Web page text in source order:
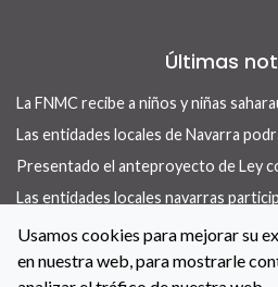
Últimas
Usamos cookies para mejorar su
en nuestra web, para mostrarle